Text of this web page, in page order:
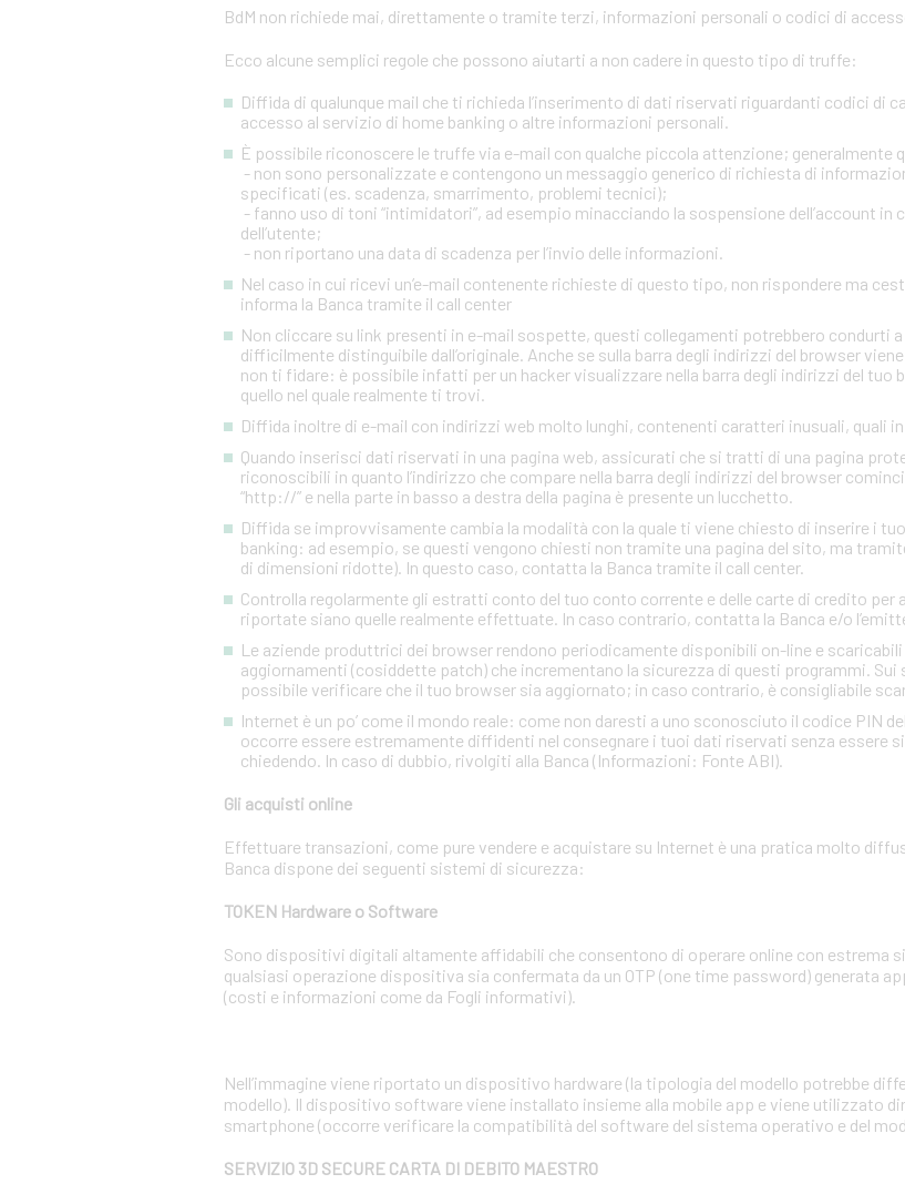
BdM non richiede mai, direttamente o tramite terzi, informazioni personali o codici di
Ecco alcune semplici regole che possono aiutarti a non cadere in questo tipo di truffe:
Diffida di qualunque mail che ti richieda l’inserimento di dati riservati riguardanti codici di
accesso al servizio di home banking o altre informazioni personali.
È possibile riconoscere le truffe via e-mail con qualche piccola attenzione; generalmente
- non sono personalizzate e contengono un messaggio generico di richiesta di
specificati (es. scadenza, smarrimento, problemi tecnici);
- fanno uso di toni “intimidatori”, ad esempio minacciando la sospensione dell’account
dell’utente;
- non riportano una data di scadenza per l’invio delle informazioni.
Nel caso in cui ricevi un’e-mail contenente richieste di questo tipo, non rispondere ma
informa la Banca tramite il call center
Non cliccare su link presenti in e-mail sospette, questi collegamenti potrebbero condurti
difficilmente distinguibile dall’originale. Anche se sulla barra degli indirizzi del browser
non ti fidare: è possibile infatti per un hacker visualizzare nella barra degli indirizzi del tuo
quello nel quale realmente ti trovi.
Diffida inoltre di e-mail con indirizzi web molto lunghi, contenenti caratteri inusuali, quali
Quando inserisci dati riservati in una pagina web, assicurati che si tratti di una pagina
riconoscibili in quanto l’indirizzo che compare nella barra degli indirizzi del browser
“http://” e nella parte in basso a destra della pagina è presente un lucchetto.
Diffida se improvvisamente cambia la modalità con la quale ti viene chiesto di inserire i
banking: ad esempio, se questi vengono chiesti non tramite una pagina del sito, ma
di dimensioni ridotte). In questo caso, contatta la Banca tramite il call center.
Controlla regolarmente gli estratti conto del tuo conto corrente e delle carte di credito per
riportate siano quelle realmente effettuate. In caso contrario, contatta la Banca e/o
Le aziende produttrici dei browser rendono periodicamente disponibili on-line e
aggiornamenti (cosiddette patch) che incrementano la sicurezza di questi programmi. Sui
possibile verificare che il tuo browser sia aggiornato; in caso contrario, è consigliabile
Internet è un po’ come il mondo reale: come non daresti a uno sconosciuto il codice PIN
occorre essere estremamente diffidenti nel consegnare i tuoi dati riservati senza essere
chiedendo. In caso di dubbio, rivolgiti alla Banca (Informazioni: Fonte ABI).
Gli acquisti online
Effettuare transazioni, come pure vendere e acquistare su Internet è una pratica molto
Banca dispone dei seguenti sistemi di sicurezza:
TOKEN Hardware o Software
Sono dispositivi digitali altamente affidabili che consentono di operare online con estrema
qualsiasi operazione dispositiva sia confermata da un OTP (one time password) generata
(costi e informazioni come da Fogli informativi).
Nell’immagine viene riportato un dispositivo hardware (la tipologia del modello potrebbe
modello). Il dispositivo software viene installato insieme alla mobile app e viene utilizzato
smartphone (occorre verificare la compatibilità del software del sistema operativo e del
SERVIZIO 3D SECURE CARTA DI DEBITO MAESTRO